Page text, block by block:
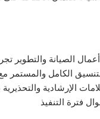
الصيانة والتطوير
الكامل والمستمر مع
الإرشادية
فترة التنفيذ